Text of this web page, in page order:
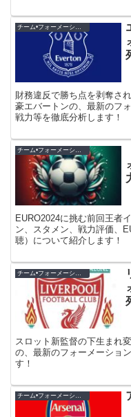
財務違反で勝ち点を剥奪さ
豪エバートンの、最新のフ
戦力等を徹底分析します！
EURO2024に挑む前回王者
ン、スタメン、戦力評価、
聴）について紹介します！
スロット新監督の下生まれ
の、最新のフォーメーショ
す！
チーム•フォーメーション紹介